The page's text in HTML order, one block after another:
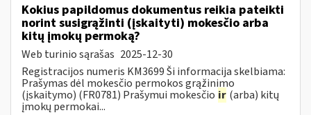
Kokius papildomus dokumentus reikia pateikti
norint susigrąžinti (įskaityti) mokesčio arba
kitų įmokų permoką?
Web turinio sąrašas 2025-12-30
Registracijos numeris KM3699 Ši informacija skelbiama:
Prašymas dėl mokesčio permokos grąžinimo
(įskaitymo) (FR0781) Prašymui mokesčio ir (arba) kitų
įmokų permokai...